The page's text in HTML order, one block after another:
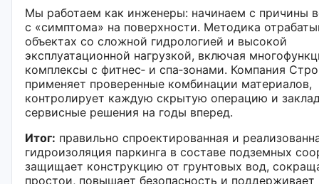
Мы работаем как инженеры: начинаем с причины
с «симптома» на поверхности. Методика
объектах со сложной гидрологией и высокой
эксплуатационной нагрузкой, включая
комплексы с фитнес‑ и спа‑зонами. Компания
применяет проверенные комбинации материалов,
контролирует каждую скрытую операцию и
сервисные решения на годы вперед.
Итог: правильно спроектированная и
гидроизоляция паркинга в составе подземных
защищает конструкцию от грунтовых вод,
простои, повышает безопасность и поддерживает